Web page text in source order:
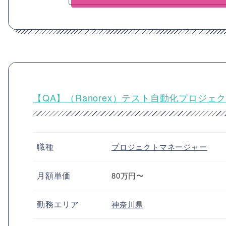
【QA】（Ranorex）テスト自動化プロジェ
職種 プロジェクトマネージャー
月額単価 80万円〜
勤務エリア 神奈川県